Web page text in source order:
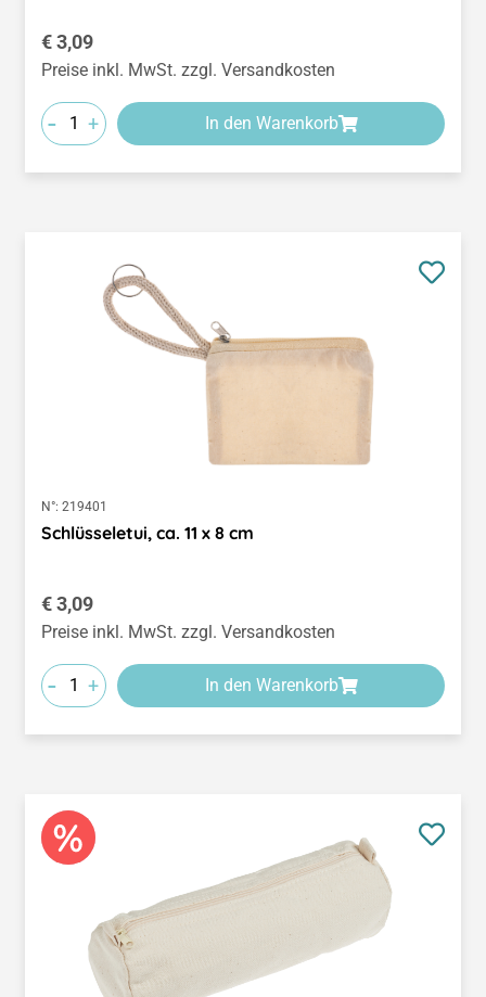
Regulärer Preis:
€ 3,09
Preise inkl. MwSt. zzgl. Versandkosten
- + In den Warenkorb
N°: 219401
Schlüsseletui, ca. 11 x 8 cm
Regulärer Preis:
€ 3,09
Preise inkl. MwSt. zzgl. Versandkosten
- + In den Warenkorb